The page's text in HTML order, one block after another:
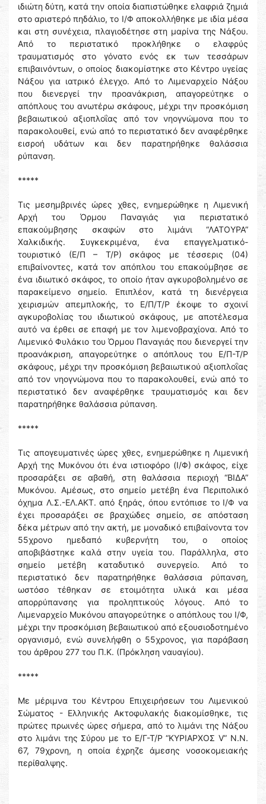
ιδιώτη δύτη, κατά την οποία διαπιστώθηκε ελαφριά ζημιά
στο αριστερό πηδάλιο, το Ι/Φ αποκολλήθηκε με ιδία μέσα
και στη συνέχεια, πλαγιοδέτησε στη μαρίνα της Νάξου.
Από το περιστατικό προκλήθηκε ο ελαφρύς
τραυματισμός στο γόνατο ενός εκ των τεσσάρων
επιβαινόντων, ο οποίος διακομίστηκε στο Κέντρο υγείας
Νάξου για ιατρικό έλεγχο. Από το Λιμεναρχείο Νάξου
που διενεργεί την προανάκριση, απαγορεύτηκε ο
απόπλους του ανωτέρω σκάφους, μέχρι την προσκόμιση
βεβαιωτικού αξιοπλοΐας από τον νηογνώμονα που το
παρακολουθεί, ενώ από το περιστατικό δεν αναφέρθηκε
εισροή υδάτων και δεν παρατηρήθηκε θαλάσσια
ρύπανση.
*****
Τις μεσημβρινές ώρες χθες, ενημερώθηκε η Λιμενική
Αρχή του Όρμου Παναγιάς για περιστατικό
επακούμβησης σκαφών στο λιμάνι “ΛΑΤΟΥΡΑ”
Χαλκιδικής. Συγκεκριμένα, ένα επαγγελματικό-
τουριστικό (Ε/Π – Τ/Ρ) σκάφος με τέσσερις (04)
επιβαίνοντες, κατά τον απόπλου του επακούμβησε σε
ένα ιδιωτικό σκάφος, το οποίο ήταν αγκυροβολημένο σε
παρακείμενο σημείο. Επιπλέον, κατά τη διενέργεια
χειρισμών απεμπλοκής, το Ε/Π/Τ/Ρ έκοψε το σχοινί
αγκυροβολίας του ιδιωτικού σκάφους, με αποτέλεσμα
αυτό να έρθει σε επαφή με τον λιμενοβραχίονα. Από το
Λιμενικό Φυλάκιο του Όρμου Παναγιάς που διενεργεί την
προανάκριση, απαγορεύτηκε ο απόπλους του Ε/Π-Τ/Ρ
σκάφους, μέχρι την προσκόμιση βεβαιωτικού αξιοπλοΐας
από τον νηογνώμονα που το παρακολουθεί, ενώ από το
περιστατικό δεν αναφέρθηκε τραυματισμός και δεν
παρατηρήθηκε θαλάσσια ρύπανση.
*****
Τις απογευματινές ώρες χθες, ενημερώθηκε η Λιμενική
Αρχή της Μυκόνου ότι ένα ιστιοφόρο (Ι/Φ) σκάφος, είχε
προσαράξει σε αβαθή, στη θαλάσσια περιοχή “ΒΙΔΑ”
Μυκόνου. Αμέσως, στο σημείο μετέβη ένα Περιπολικό
όχημα Λ.Σ.-ΕΛ.ΑΚΤ. από ξηράς, όπου εντόπισε το Ι/Φ να
έχει προσαράξει σε βραχώδες σημείο, σε απόσταση
δέκα μέτρων από την ακτή, με μοναδικό επιβαίνοντα τον
55χρονο ημεδαπό κυβερνήτη του, ο οποίος
αποβιβάστηκε καλά στην υγεία του. Παράλληλα, στο
σημείο μετέβη καταδυτικό συνεργείο. Από το
περιστατικό δεν παρατηρήθηκε θαλάσσια ρύπανση,
ωστόσο τέθηκαν σε ετοιμότητα υλικά και μέσα
απορρύπανσης για προληπτικούς λόγους. Από το
Λιμεναρχείο Μυκόνου απαγορεύτηκε ο απόπλους του Ι/Φ,
μέχρι την προσκόμιση βεβαιωτικού από εξουσιοδοτημένο
οργανισμό, ενώ συνελήφθη ο 55χρονος, για παράβαση
του άρθρου 277 του Π.Κ. (Πρόκληση ναυαγίου).
*****
Με μέριμνα του Κέντρου Επιχειρήσεων του Λιμενικού
Σώματος - Ελληνικής Ακτοφυλακής διακομίσθηκε, τις
πρώτες πρωινές ώρες σήμερα, από το λιμάνι της Νάξου
στο λιμάνι της Σύρου με το Ε/Γ-Τ/Ρ “ΚΥΡΙΑΡΧΟΣ V” Ν.Ν.
67, 79χρονη, η οποία έχρηζε άμεσης νοσοκομειακής
περίθαλψης.